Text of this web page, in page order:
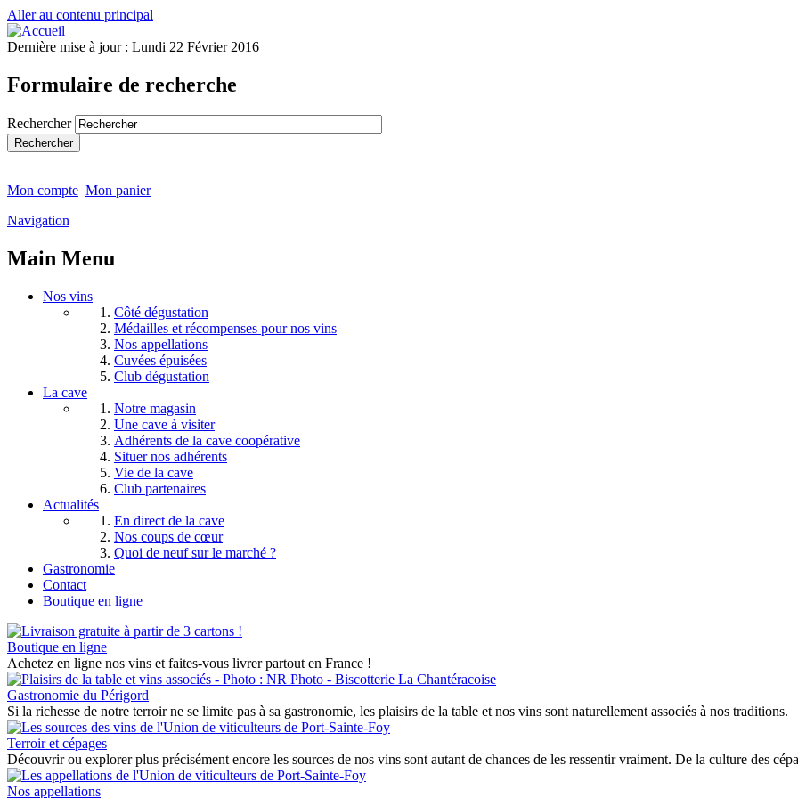
Aller au contenu principal
Dernière mise à jour : Lundi 22 Février 2016
Formulaire de recherche
Rechercher
Mon compte Mon panier
Navigation
Main Menu
Nos vins
Côté dégustation
Médailles et récompenses pour nos vins
Nos appellations
Cuvées épuisées
Club dégustation
La cave
Notre magasin
Une cave à visiter
Adhérents de la cave coopérative
Situer nos adhérents
Vie de la cave
Club partenaires
Actualités
En direct de la cave
Nos coups de cœur
Quoi de neuf sur le marché ?
Gastronomie
Contact
Boutique en ligne
Boutique en ligne
Achetez en ligne nos vins et faites-vous livrer partout en France !
Gastronomie du Périgord
Si la richesse de notre terroir ne se limite pas à sa gastronomie, les plaisirs de la table et nos vins sont naturellement associés à nos traditions.
Terroir et cépages
Découvrir ou explorer plus précisément encore les sources de nos vins sont autant de chances de les ressentir vraiment. De la culture des
Nos appellations